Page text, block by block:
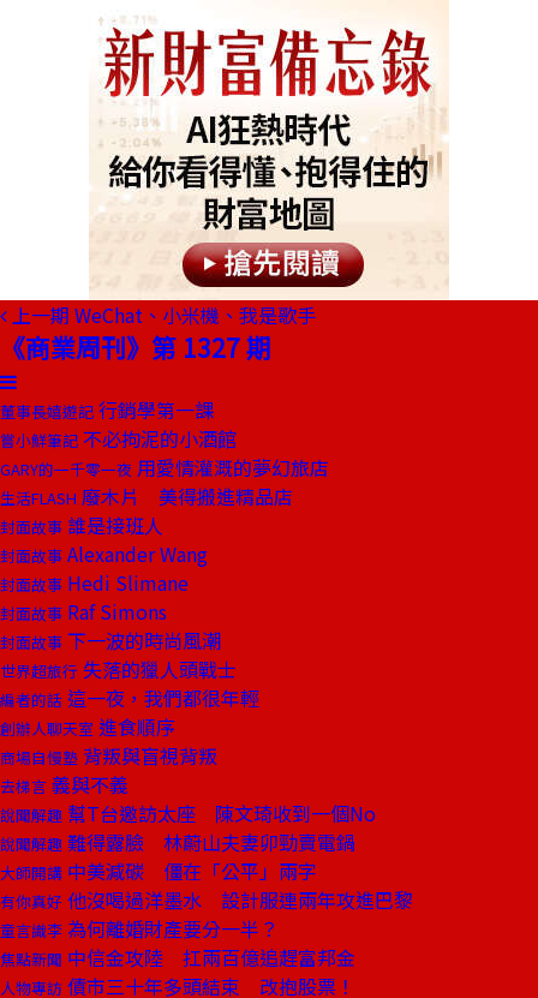
上一期 WeChat、小米機、我是歌手
《商業周刊》第 1327 期
董事長嬉遊記 行銷學第一課
嘗小鮮筆記 不必拘泥的小酒館
GARY的一千零一夜 用愛情灌溉的夢幻旅店
生活FLASH 廢木片 美得搬進精品店
封面故事 誰是接班人
封面故事 Alexander Wang
封面故事 Hedi Slimane
封面故事 Raf Simons
封面故事 下一波的時尚風潮
世界超旅行 失落的獵人頭戰士
編者的話 這一夜，我們都很年輕
創辦人聊天室 進食順序
商場自慢塾 背叛與盲視背叛
去梯言 義與不義
說聞解趣 幫T台邀訪太座 陳文琦收到一個No
說聞解趣 難得露臉 林蔚山夫妻卯勁賣電鍋
大師開講 中美減碳 僵在「公平」兩字
有你真好 他沒喝過洋墨水 設計服連兩年攻進巴黎
童言識李 為何離婚財產要分一半？
焦點新聞 中信金攻陸 扛兩百億追趕富邦金
人物專訪 債市三十年多頭結束 改抱股票！